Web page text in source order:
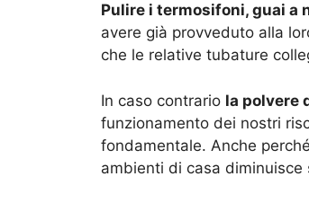
Pulire i termosifoni, guai a
avere già provveduto alla
che le relative tubature
In caso contrario la polvere
funzionamento dei nostri
fondamentale. Anche
ambienti di casa diminuisce